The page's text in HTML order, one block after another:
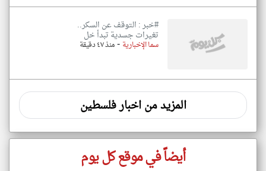
#خبر : التوقف عن السكر..
تغيرات جسدية تبدأ خل
سما الإخبارية -منذ ٤٧ دقيقة
المزيد من اخبار فلسطين
أيضاً في موقع كل يوم